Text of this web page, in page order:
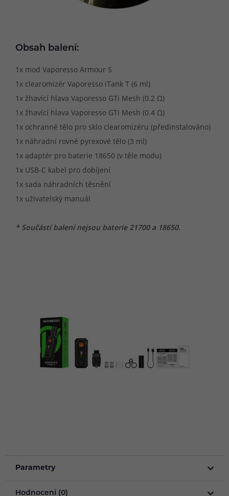
Obsah balení:
1x mod Vaporesso Armour S
1x clearomizér Vaporesso iTank T (6 ml)
1x žhavící hlava Vaporesso GTi Mesh (0.2 Ω)
1x žhavící hlava Vaporesso GTi Mesh (0.4 Ω)
1x ochranné tělo pro sklo clearomizéru (předinstalováno)
1x náhradní rovné pyrexové tělo (3 ml)
1x adaptér pro baterie 18650 (v těle modu)
1x USB-C kabel pro dobíjení
1x sada náhradních těsnění
1x uživatelský manuál
* Součástí balení nejsou baterie 21700 a 18650.
Parametry
Hodnocení (0)